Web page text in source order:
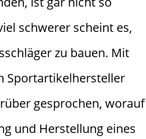
schwerer scheint es,
zu bauen. Mit
Sportartikelhersteller
gesprochen, worauf
und Herstellung eines